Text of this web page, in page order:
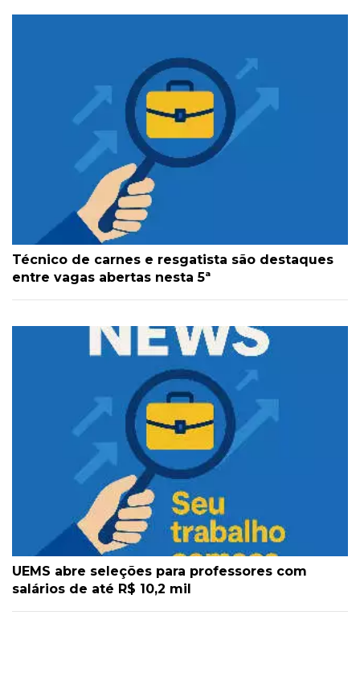
Técnico de carnes e resgatista são destaques
entre vagas abertas nesta 5ª
UEMS abre seleções para professores com
salários de até R$ 10,2 mil